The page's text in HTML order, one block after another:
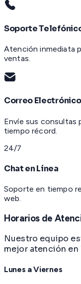
Soporte
Atención inmediata
ventas.
Correo Electrónico
Envíe sus consultas
tiempo récord.
24/7
Chat en Línea
Soporte en tiempo
web.
Horarios de
Nuestro equipo
mejor atención
Lunes a Viernes